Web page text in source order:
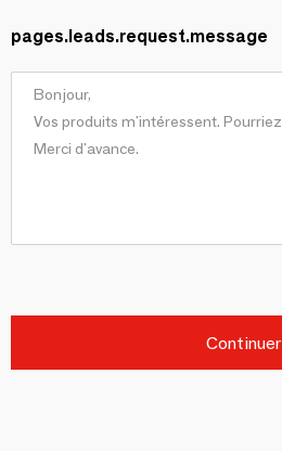
pages.leads.request.message
Continuer